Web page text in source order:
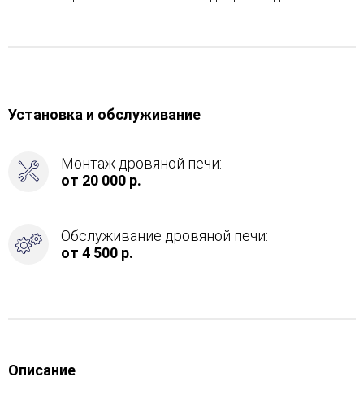
Установка и обслуживание
Монтаж дровяной печи:
от 20 000 р.
Обслуживание дровяной печи:
от 4 500 р.
Описание